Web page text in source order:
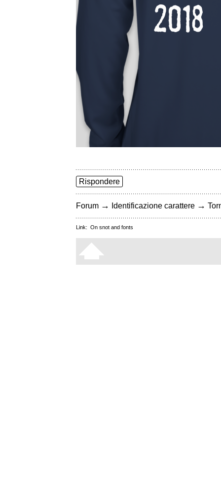
Rispondere
Forum → Identificazione carattere →
Link: On snot and fonts